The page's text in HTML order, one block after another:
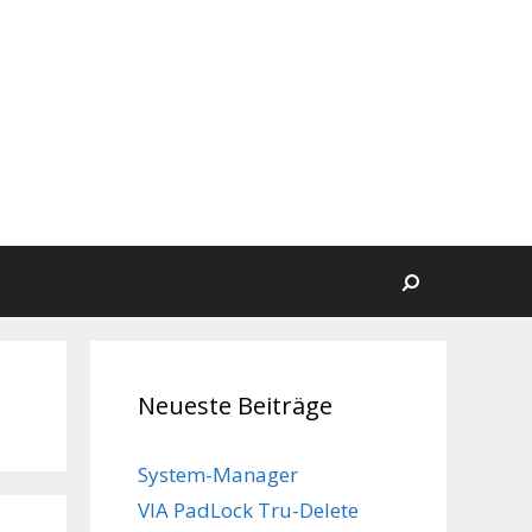
Suchen
Neueste Beiträge
System-Manager
VIA PadLock Tru-Delete